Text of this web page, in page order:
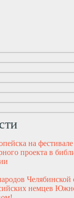
на
проекта в
немцев